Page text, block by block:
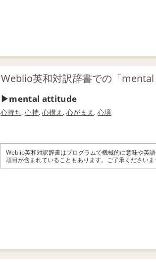
Weblio英和対訳辞書での「
mental attitude
心持ち, 心持, 心構え , 心がまえ , 心境
Weblio英和対訳辞書はプログラムで機械的に意味や英
項目が含まれていることもあります。ご了承くださいま